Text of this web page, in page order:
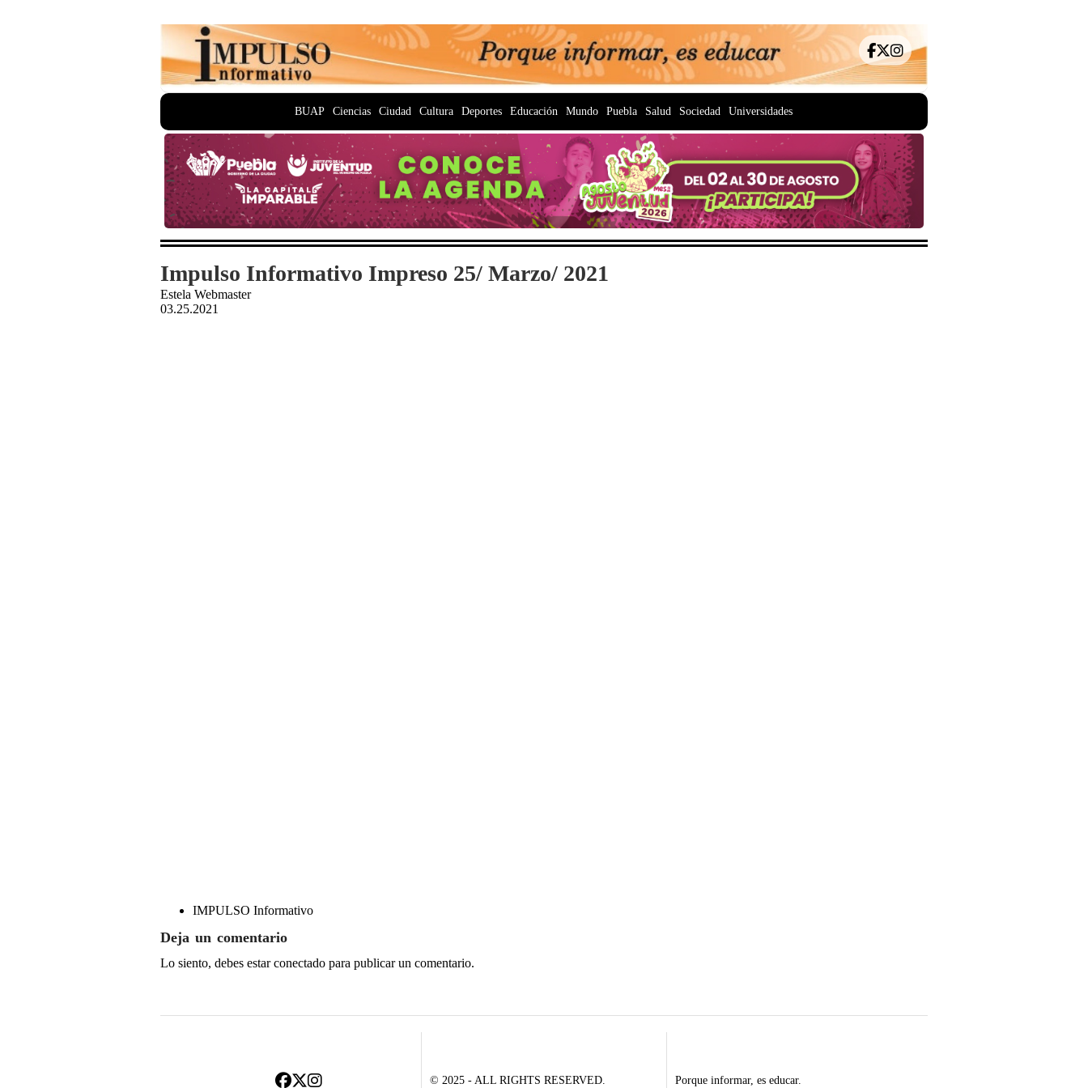
BUAP Ciencias Ciudad Cultura Deportes Educación Mundo Puebla Salud Sociedad Universidades
Impulso Informativo Impreso 25/ Marzo/ 2021
Estela Webmaster
03.25.2021
IMPULSO Informativo
Deja un comentario
Lo siento, debes estarconectado para publicar un comentario.
© 2025 - ALL RIGHTS RESERVED. Porque informar, es educar.